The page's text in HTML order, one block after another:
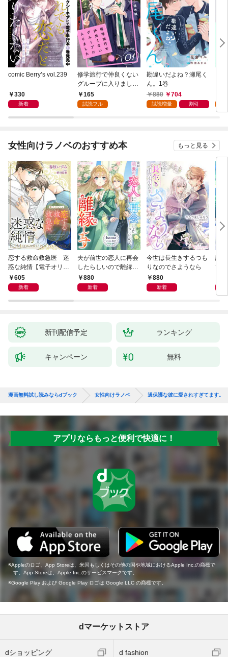
comic Berry’s vol.239
330
新着
修学旅行で仲良くない
グループに入りました
【単話版】1巻
165
試読フル
勘違いだよね？瀬尾く
ん。1巻
880
704
試読増量 割引
女性向けラノベのおすすめ本 もっと見る
恋する救命救急医 迷
惑な純情【電子オリジ
ナル】
605
新着
夫が前世の恋人に再会
したらしいので離縁し
ます880
新着
今世は長生きするつも
りなのでさようなら
880
新着
話
で
新刊配信予定 ランキング
キャンペーン 無料
漫画無料試し読みならdブック 女性向けラノベ 過保護な彼に愛されすぎてます。
アプリならもっと便利で快適に！
Appleのロゴ、App Storeは、米国もしくはその他の国や地域におけるApple Inc.の商標で
す。App Storeは、Apple Inc.のサービスマークです。
Google Play および Google Play ロゴは Google LLC の商標です。
dマーケットストア
dショッピング d fashion